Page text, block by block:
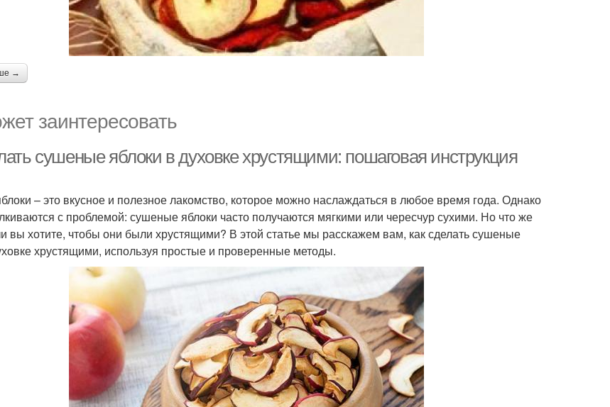
→
заинтересовать
сушеные яблоки в духовке хрустящими: пошаговая инструкция
– это вкусное и полезное лакомство, которое можно наслаждаться в любое время года. Однако
с проблемой: сушеные яблоки часто получаются мягкими или чересчур сухими. Но что же
вы хотите, чтобы они были хрустящими? В этой статье мы расскажем вам, как сделать сушеные
хрустящими, используя простые и проверенные методы.